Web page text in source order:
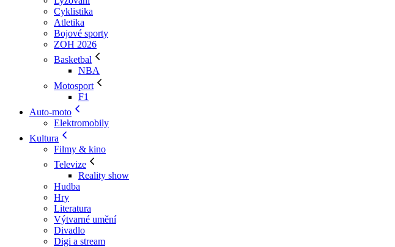
Cyklistika
Atletika
Bojové sporty
ZOH 2026
Basketbal
NBA
Motosport
F1
Auto-moto
Elektromobily
Kultura
Filmy & kino
Televize
Reality show
Hudba
Hry
Literatura
Výtvarné umění
Divadlo
Digi a stream